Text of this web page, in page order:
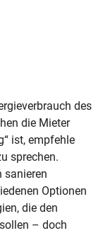
des
die Mieter
ist, empfehle
sprechen.
sanieren
Optionen
die den
sollen – doch